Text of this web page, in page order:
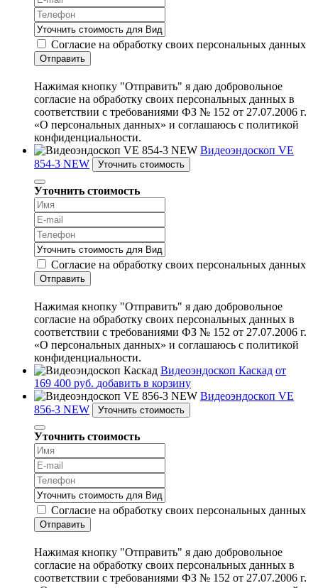
Согласие на обработку своих персональных данных
Отправить
Нажимая кнопку "Отправить" я даю добровольное
согласие на обработку своих персональных данных в
соответствии с требованиями ФЗ № 152 от 27.07.2006 г.
«О персональных данных» и соглашаюсь с политикой
конфиденциальности.
Видеоэндоскоп VE
854-3 NEW
Уточнить стоимость
Уточнить стоимость
Согласие на обработку своих персональных данных
Отправить
Нажимая кнопку "Отправить" я даю добровольное
согласие на обработку своих персональных данных в
соответствии с требованиями ФЗ № 152 от 27.07.2006 г.
«О персональных данных» и соглашаюсь с политикой
конфиденциальности.
Видеоэндоскоп Каскад от
169 400 руб. добавить в корзину
Видеоэндоскоп VE
856-3 NEW
Уточнить стоимость
Уточнить стоимость
Согласие на обработку своих персональных данных
Отправить
Нажимая кнопку "Отправить" я даю добровольное
согласие на обработку своих персональных данных в
соответствии с требованиями ФЗ № 152 от 27.07.2006 г.